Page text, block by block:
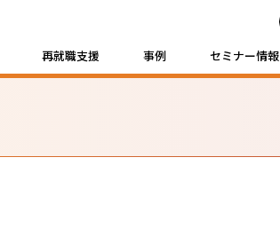
再就職支援 事例 セミナー情報